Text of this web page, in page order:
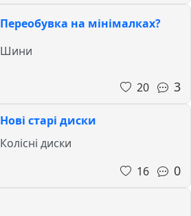
Переобувка на мінімалках?
Шини
20 3
Нові старі диски
Колісні диски
16
0